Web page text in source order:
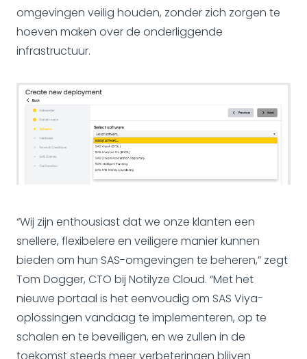
omgevingen veilig houden, zonder zich zorgen te
hoeven maken over de onderliggende
infrastructuur.
“Wij zijn enthousiast dat we onze klanten een
snellere, flexibelere en veiligere manier kunnen
bieden om hun SAS-omgevingen te beheren,” zegt
Tom Dogger, CTO bij Notilyze Cloud. “Met het
nieuwe portaal is het eenvoudig om SAS Viya-
oplossingen vandaag te implementeren, op te
schalen en te beveiligen, en we zullen in de